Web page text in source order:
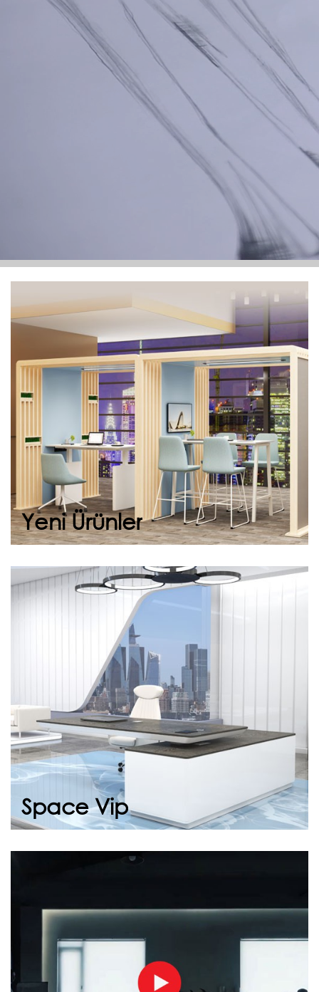
Yeni Ürünler
Yeni Ürünler
İlham veren çalışma alanları yaratmanın
zamanı geldi. Yeni koleksiyonumuz, modern
tasarımı ergonomiyle buluşturarak işy...
Devam et
Space Vip
Space Vip
Yeni nesil iş dünyasına ayak uyduran Space
Vip, estetikle fonksiyonelliği buluşturuyor. Geniş
çalışma alanı, ergo...
Devam et
Hikayemizi İzleyin, İlham Alın Ofisinizin enerjisini
yaşamın...